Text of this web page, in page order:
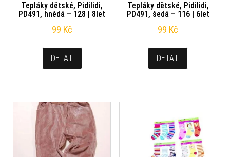
Tepláky dětské, Pidilidi,
PD491, hnědá – 128 | 8let
99 Kč
DETAIL
Tepláky dětské, Pidilidi,
PD491, šedá – 116 | 6let
99 Kč
DETAIL